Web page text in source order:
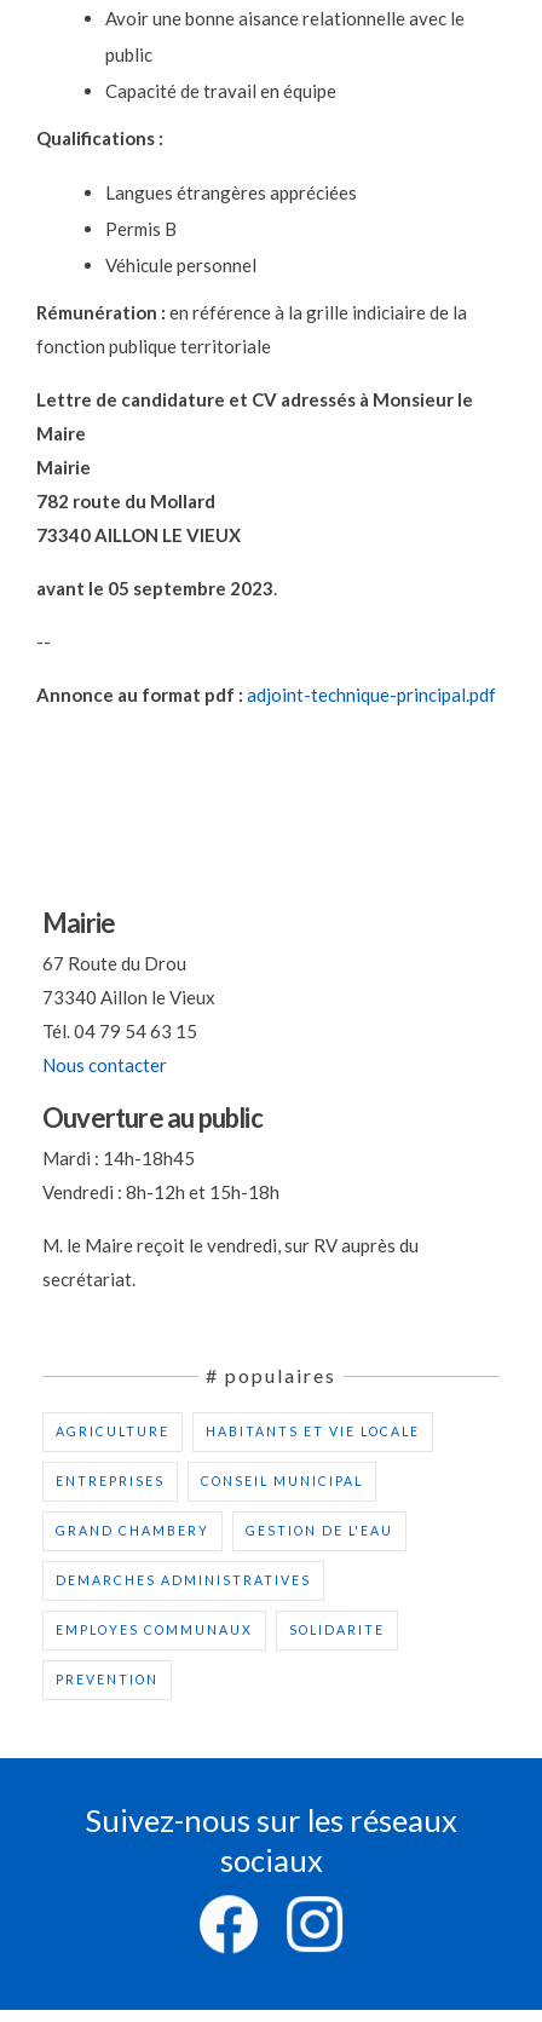
Mairie
67 Route du Drou
73340 Aillon le Vieux
Tél. 04 79 54 63 15
Nous contacter
Ouverture au public
Mardi : 14h-18h45
Vendredi : 8h-12h et 15h-18h
M. le Maire reçoit le vendredi, sur RV auprès du
secrétariat.
# populaires
AGRICULTURE HABITANTS ET VIE LOCALE
ENTREPRISES CONSEIL MUNICIPAL
GRAND CHAMBERY GESTION DE L'EAU
DEMARCHES ADMINISTRATIVES
EMPLOYES COMMUNAUX SOLIDARITE
PREVENTION
Avoir une bonne aisance relationnelle avec le
public
Capacité de travail en équipe
Qualifications :
Langues étrangères appréciées
Permis B
Véhicule personnel
Rémunération : en référence à la grille indiciaire de la
fonction publique territoriale
Lettre de candidature et CV adressés à Monsieur le
Maire
Mairie
782 route du Mollard
73340 AILLON LE VIEUX
avant le 05 septembre 2023.
--
Annonce au format pdf : adjoint-technique-principal.pdf
Suivez-nous sur les réseaux
sociaux